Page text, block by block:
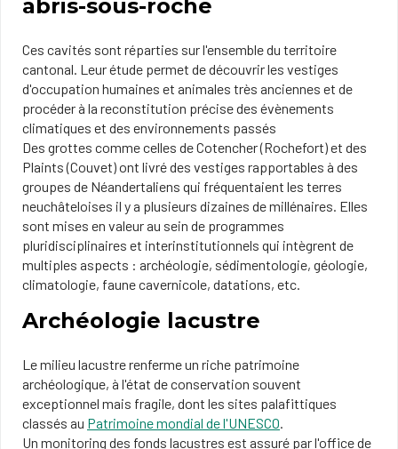
abris-sous-roche
Ces cavités sont réparties sur l'ensemble du territoire
cantonal. Leur étude permet de découvrir les vestiges
d'occupation humaines et animales très anciennes et de
procéder à la reconstitution précise des évènements
climatiques et des environnements passés
Des grottes comme celles de Cotencher (Rochefort) et des
Plaints (Couvet) ont livré des vestiges rapportables à des
groupes de Néandertaliens qui fréquentaient les terres
neuchâteloises il y a plusieurs dizaines de millénaires. Elles
sont mises en valeur au sein de programmes
pluridisciplinaires et interinstitutionnels qui intègrent de
multiples aspects : archéologie, sédimentologie, géologie,
climatologie, faune cavernicole, datations, etc.
Archéologie lacustre
Le milieu lacustre renferme un riche patrimoine
archéologique, à l'état de conservation souvent
exceptionnel mais fragile, dont les sites palafittiques
classés au Patrimoine mondial de l'UNESCO.
Un monitoring des fonds lacustres est assuré par l'office de